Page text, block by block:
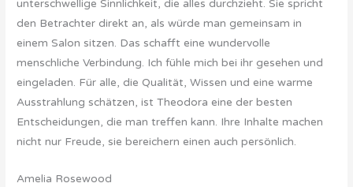
unterschwellige Sinnlichkeit, die alles durchzieht. Sie spricht
den Betrachter direkt an, als würde man gemeinsam in
einem Salon sitzen. Das schafft eine wundervolle
menschliche Verbindung. Ich fühle mich bei ihr gesehen und
eingeladen. Für alle, die Qualität, Wissen und eine warme
Ausstrahlung schätzen, ist Theodora eine der besten
Entscheidungen, die man treffen kann. Ihre Inhalte machen
nicht nur Freude, sie bereichern einen auch persönlich.
Amelia Rosewood